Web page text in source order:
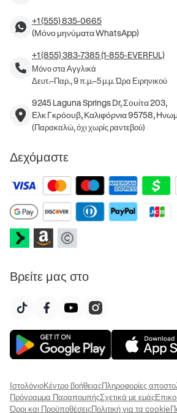
+1 (555) 835-0665
(Μόνο μηνύματα WhatsApp)
+1 (855) 383-7385 (1-855-EVERFUL)
Μόνο στα Αγγλικά
Δευτ.–Παρ., 9 π.μ.–5 μ.μ. Ώρα Ειρηνικού
9245 Laguna Springs Dr, Σουίτα 203,
Ελκ Γκρόουβ, Καλιφόρνια 95758,
(Παρακαλώ, όχι χωρίς ραντεβού)
Δεχόμαστε
Βρείτε μας στο
ΙστολόγιοΚέντρο βοήθειαςΠληροφορίες
Πρόγραμμα ΠαραπομπήςΣχετικά με εμάς
Όροι και ΠροϋποθέσειςΠολιτική για τα cookie